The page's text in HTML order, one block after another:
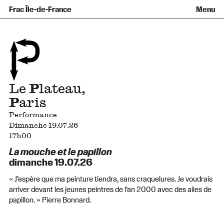
Frac Île-de-France Menu
Qu’est-ce qu’un Frac ?
Prêts d’œuvres
Informations pratiques
Venir au Frac
Familles et enfants
Groupes
Espaces de pratique libre
Accessibilité
+Aa-
LePlateau,
Paris
Performance
Dimanche 19.07.26
17h00
La mouche et le papillon
dimanche 19.07.26
« J’espère que ma peinture tiendra, sans craquelures. Je voudrais
arriver devant les jeunes peintres de l’an 2000 avec des ailes de
papillon. » Pierre Bonnard.